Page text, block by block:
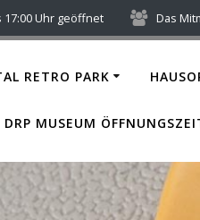
17:00 Uhr geöffnet Das
RETRO PARK
DRP MUSEUM